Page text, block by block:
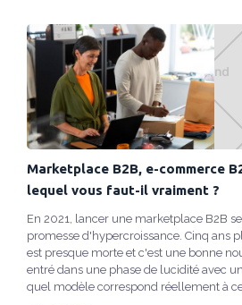
Marketplace B2B, e-commerce
lequel vous faut-il vraiment ?
En 2021, lancer une marketplace B2B
promesse d'hypercroissance. Cinq ans
est presque morte et c'est une bonne
entré dans une phase de lucidité avec
quel modèle correspond réellement à